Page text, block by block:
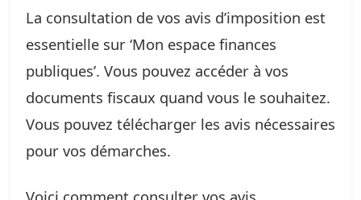
La consultation de vos avis d’imposition est
essentielle sur ‘Mon espace finances
publiques’. Vous pouvez accéder à vos
documents fiscaux quand vous le souhaitez.
Vous pouvez télécharger les avis nécessaires
pour vos démarches.